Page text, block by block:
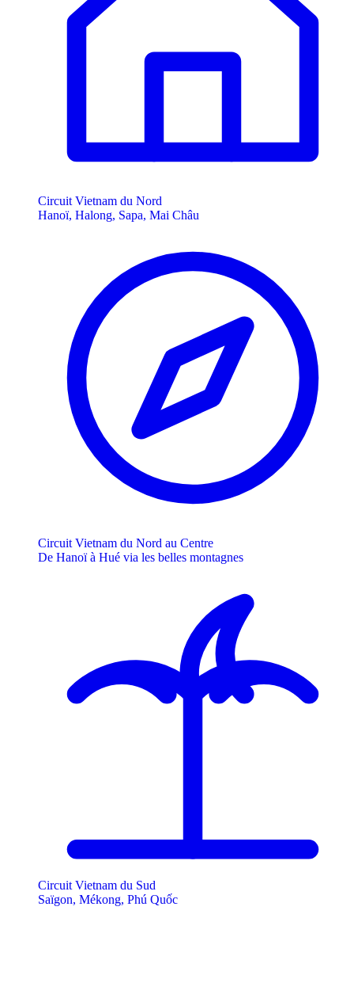
Circuit Vietnam du Nord
Hanoï, Halong, Sapa, Mai Châu
Circuit Vietnam du Nord au Centre
De Hanoï à Hué via les belles montagnes
Circuit Vietnam du Sud
Saïgon, Mékong, Phú Quốc